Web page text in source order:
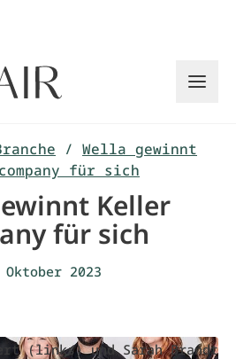
/ Wella gewinnt
für sich
Keller
für sich
2023
(links) und Sarah Brandt